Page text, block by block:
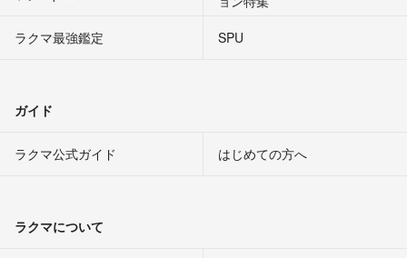
ラクマ最強鑑定
SPU
ガイド
ラクマ公式ガイド はじめての方へ
ラクマについて